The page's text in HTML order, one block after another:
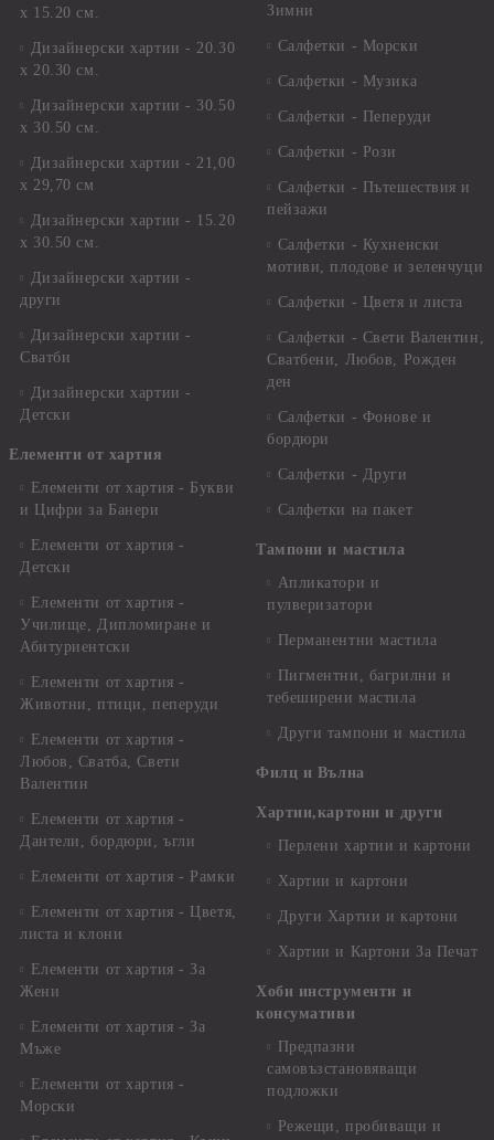
х 15.20 см.
Дизайнерски хартии - 20.30
х 20.30 см.
Дизайнерски хартии - 30.50
х 30.50 см.
Дизайнерски хартии - 21,00
х 29,70 см
Дизайнерски хартии - 15.20
x 30.50 см.
Дизайнерски хартии -
други
Дизайнерски хартии -
Сватби
Дизайнерски хартии -
Детски
Елементи от хартия
Елементи от хартия - Букви
и Цифри за Банери
Елементи от хартия -
Детски
Елементи от хартия -
Училище, Дипломиране и
Абитуриентски
Елементи от хартия -
Животни, птици, пеперуди
Елементи от хартия -
Любов, Сватба, Свети
Валентин
Елементи от хартия -
Дантели, бордюри, ъгли
Елементи от хартия - Рамки
Елементи от хартия - Цветя,
листа и клони
Елементи от хартия - За
Жени
Елементи от хартия - За
Мъже
Елементи от хартия -
Морски
Зимни
Салфетки - Морски
Салфетки - Музика
Салфетки - Пеперуди
Салфетки - Рози
Салфетки - Пътешествия и
пейзажи
Салфетки - Кухненски
мотиви, плодове и зеленчуци
Салфетки - Цветя и листа
Салфетки - Свети Валентин,
Сватбени, Любов, Рожден
ден
Салфетки - Фонове и
бордюри
Салфетки - Други
Салфетки на пакет
Тампони и мастила
Апликатори и
пулверизатори
Перманентни мастила
Пигментни, багрилни и
тебеширени мастила
Други тампони и мастила
Филц и Вълна
Хартии,картони и други
Перлени хартии и картони
Хартии и картони
Други Хартии и картони
Хартии и Картони За Печат
Хоби инструменти и
консумативи
Предпазни
самовъзстановяващи
подложки
Режещи, пробиващи и